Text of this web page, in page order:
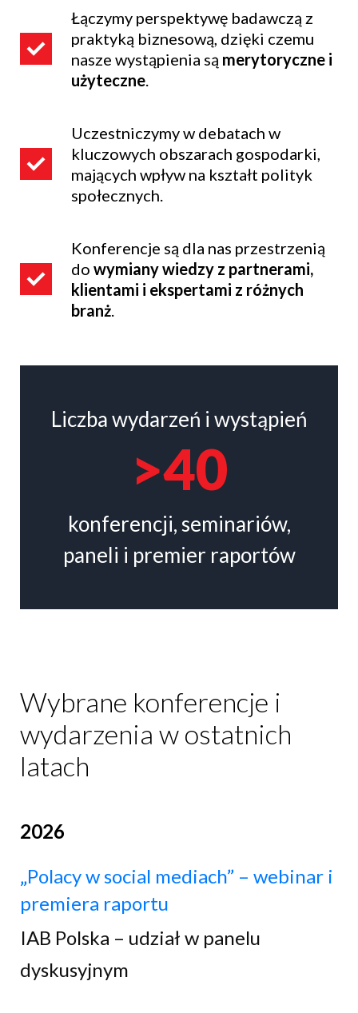
Łączymy perspektywę badawczą z
praktyką biznesową, dzięki czemu
nasze wystąpienia są merytoryczne i
użyteczne.
Uczestniczymy w debatach w
kluczowych obszarach gospodarki,
mających wpływ na kształt polityk
społecznych.
Konferencje są dla nas przestrzenią
do wymiany wiedzy z partnerami,
klientami i ekspertami z różnych
branż.
Liczba wydarzeń i wystąpień
>40
konferencji, seminariów,
paneli i premier raportów
Wybrane konferencje i
wydarzenia w ostatnich
latach
2026
„Polacy w social mediach” – webinar i
premiera raportu
IAB Polska – udział w panelu
dyskusyjnym